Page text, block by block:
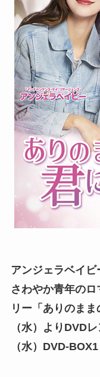
アンジェラベイ
さわやか青年の
リー「ありのま
（水）よりDVD
（水）DVD-